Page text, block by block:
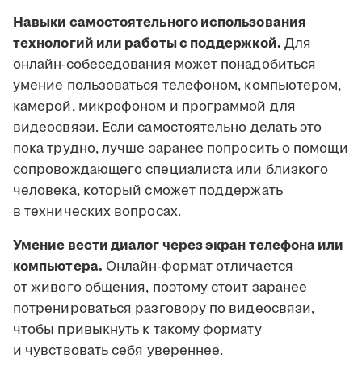
Навыки самостоятельного использования
технологий или работы с поддержкой. Для
онлайн-собеседования может понадобиться
умение пользоваться телефоном, компьютером,
камерой, микрофоном и программой для
видеосвязи. Если самостоятельно делать это
пока трудно, лучше заранее попросить о помощи
сопровождающего специалиста или близкого
человека, который сможет поддержать
в технических вопросах.
Умение вести диалог через экран телефона или
компьютера. Онлайн-формат отличается
от живого общения, поэтому стоит заранее
потренироваться разговору по видеосвязи,
чтобы привыкнуть к такому формату
и чувствовать себя увереннее.